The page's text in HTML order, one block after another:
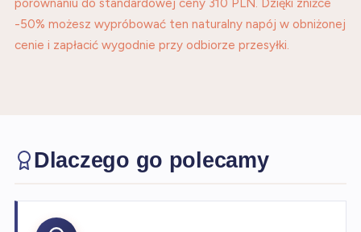
porównaniu do standardowej ceny 310 PLN. Dzięki zniżce
-50% możesz wypróbować ten naturalny napój w obniżonej
cenie i zapłacić wygodnie przy odbiorze przesyłki.
Dlaczego go polecamy